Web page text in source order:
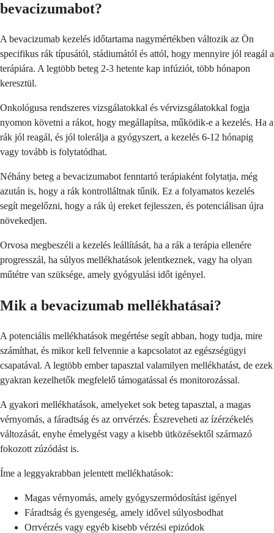
bevacizumabot?
A bevacizumab kezelés időtartama nagymértékben változik az Ön
specifikus rák típusától, stádiumától és attól, hogy mennyire jól reagál a
terápiára. A legtöbb beteg 2-3 hetente kap infúziót, több hónapon
keresztül.
Onkológusa rendszeres vizsgálatokkal és vérvizsgálatokkal fogja
nyomon követni a rákot, hogy megállapítsa, működik-e a kezelés. Ha a
rák jól reagál, és jól tolerálja a gyógyszert, a kezelés 6-12 hónapig
vagy tovább is folytatódhat.
Néhány beteg a bevacizumabot fenntartó terápiaként folytatja, még
azután is, hogy a rák kontrolláltnak tűnik. Ez a folyamatos kezelés
segít megelőzni, hogy a rák új ereket fejlesszen, és potenciálisan újra
növekedjen.
Orvosa megbeszéli a kezelés leállítását, ha a rák a terápia ellenére
progresszál, ha súlyos mellékhatások jelentkeznek, vagy ha olyan
műtétre van szüksége, amely gyógyulási időt igényel.
Mik a bevacizumab mellékhatásai?
A potenciális mellékhatások megértése segít abban, hogy tudja, mire
számíthat, és mikor kell felvennie a kapcsolatot az egészségügyi
csapatával. A legtöbb ember tapasztal valamilyen mellékhatást, de ezek
gyakran kezelhetők megfelelő támogatással és monitorozással.
A gyakori mellékhatások, amelyeket sok beteg tapasztal, a magas
vérnyomás, a fáradtság és az orrvérzés. Észreveheti az ízérzékelés
változását, enyhe émelygést vagy a kisebb ütközésektől származó
fokozott zúzódást is.
Íme a leggyakrabban jelentett mellékhatások:
Magas vérnyomás, amely gyógyszermódosítást igényel
Fáradtság és gyengeség, amely idővel súlyosbodhat
Orrvérzés vagy egyéb kisebb vérzési epizódok